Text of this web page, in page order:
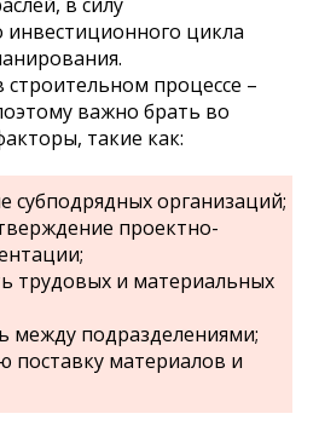
цикла
процессе –
важно брать во
такие как:
субподрядных организаций;
проектно-
трудовых и материальных
между подразделениями;
поставку материалов и